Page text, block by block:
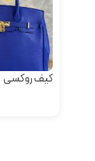
کیف روکسی